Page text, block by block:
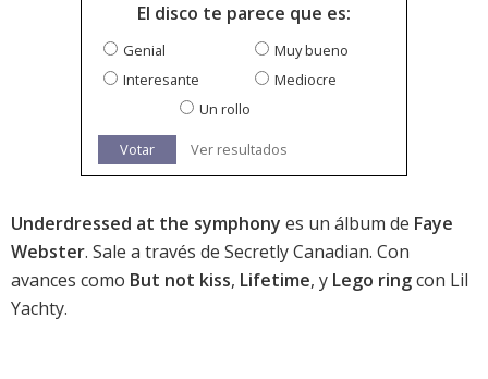
El disco te parece que es:
Genial
Muy bueno
Interesante
Mediocre
Un rollo
Votar Ver resultados
Underdressed at the symphony es un álbum de Faye
Webster. Sale a través de Secretly Canadian. Con
avances como But not kiss, Lifetime, y Lego ringcon Lil
Yachty.